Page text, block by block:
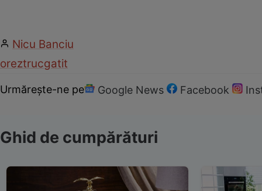
Nicu Banciu
oreztrucgatit
Urmărește-ne pe Google News Facebook
Ghid de cumpărături